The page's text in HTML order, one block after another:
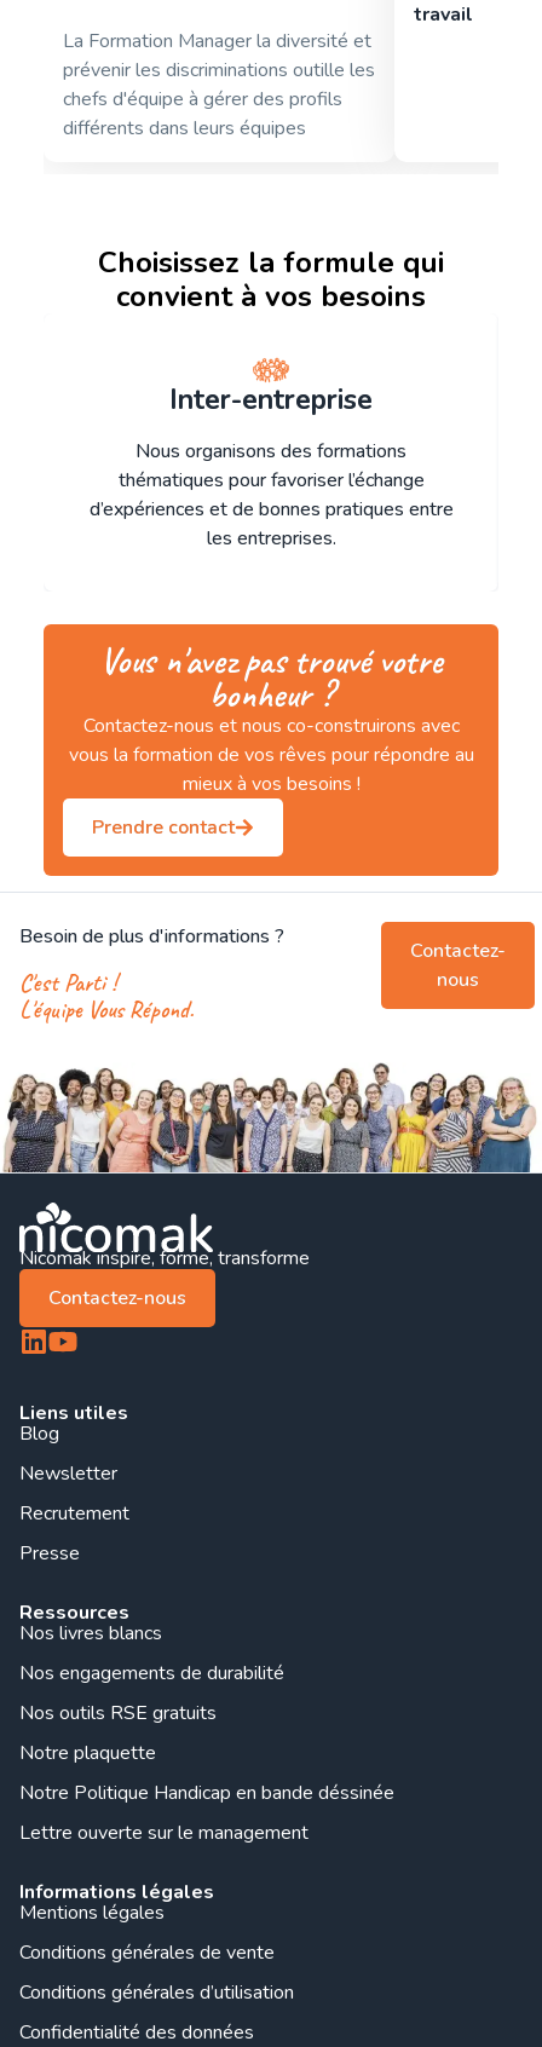
La Formation Manager la diversité et
prévenir les discriminations outille les
chefs d'équipe à gérer des profils
différents dans leurs équipes
travail
Choisissez la formule qui
convient à vos besoins
Inter-entreprise
Nous organisons des formations
thématiques pour favoriser l’échange
d’expériences et de bonnes pratiques entre
les entreprises.
Vous n'avez pas trouvé votre
bonheur ?
Contactez-nous et nous co-construirons avec
vous la formation de vos rêves pour répondre au
mieux à vos besoins !
Prendre contact
Besoin de plus d'informations ?
C'est Parti !
L'équipe Vous Répond.
Contactez-
nous
Nicomak inspire, forme, transforme
Contactez-nous
Liens utiles
Blog
Newsletter
Recrutement
Presse
Ressources
Nos livres blancs
Nos engagements de durabilité
Nos outils RSE gratuits
Notre plaquette
Notre Politique Handicap en bande déssinée
Lettre ouverte sur le management
Informations légales
Mentions légales
Conditions générales de vente
Conditions générales d’utilisation
Confidentialité des données